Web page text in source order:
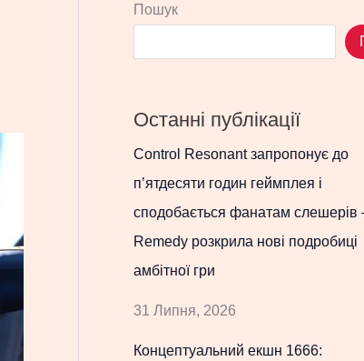
Пошук
Останні публікації
Control Resonant запропонує до
п’ятдесяти годин геймплея і
сподобається фанатам
Remedy розкрила нові подробиці
амбітної гри
31 Липня, 2026
Концептуальний екшн 1666: